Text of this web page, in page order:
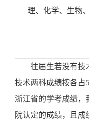
理、化学、生物
往届生若没有技
技术两科成绩按各占
浙江省的学考成绩，
院认定的成绩，且